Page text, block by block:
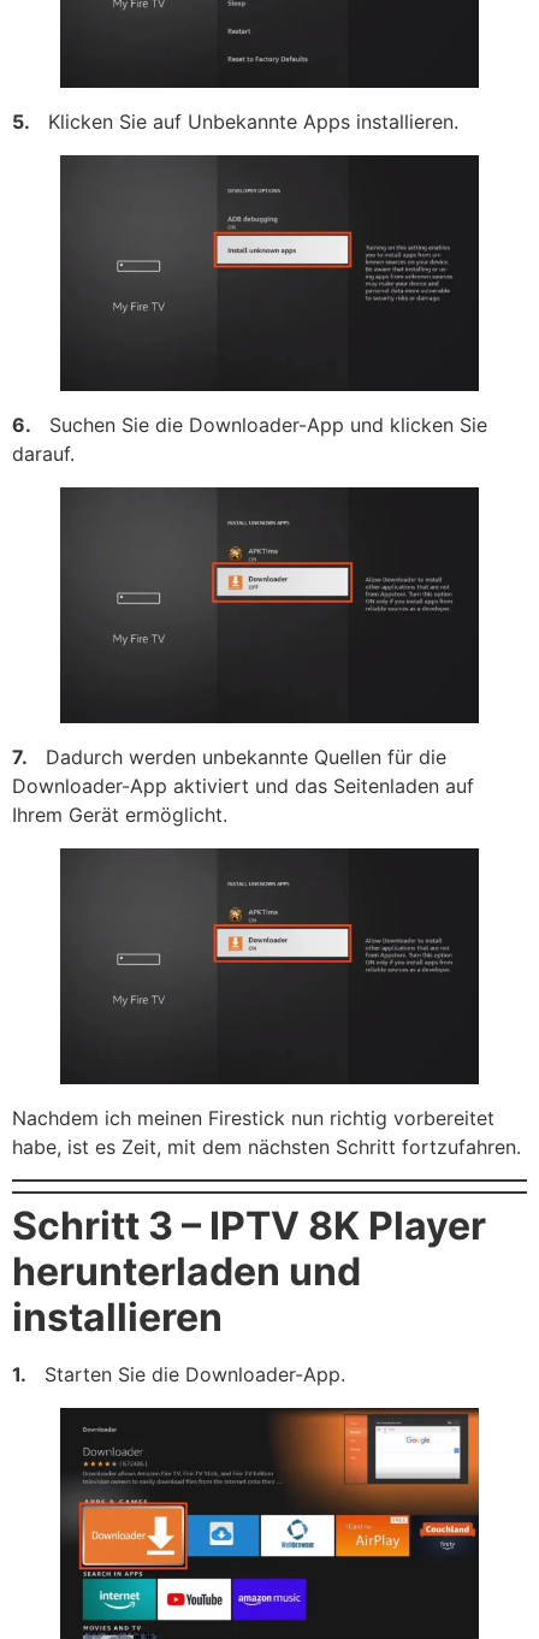
5. Klicken Sie auf Unbekannte Apps installieren.
6. Suchen Sie die Downloader-App und klicken Sie
darauf.
7. Dadurch werden unbekannte Quellen für die
Downloader-App aktiviert und das Seitenladen auf
Ihrem Gerät ermöglicht.
Nachdem ich meinen Firestick nun richtig vorbereitet
habe, ist es Zeit, mit dem nächsten Schritt fortzufahren.
Schritt 3 – IPTV 8K Player
herunterladen und
installieren
1. Starten Sie die Downloader-App.